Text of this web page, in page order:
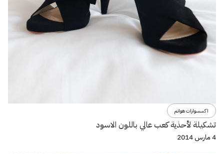
اكسسوارات هوانم
تشكيلة لأحذية كعب عالي باللون الاسود
4 مارس 2014